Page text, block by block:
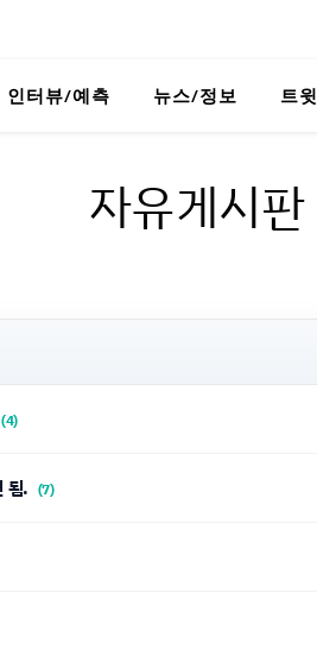
인터뷰/예측 뉴스/정보 트윗
자유게시판
(4)
됨. (7)